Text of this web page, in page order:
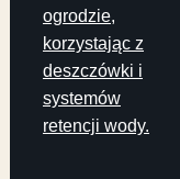
ogrodzie,
korzystając z
deszczówki i
systemów
retencji wody.